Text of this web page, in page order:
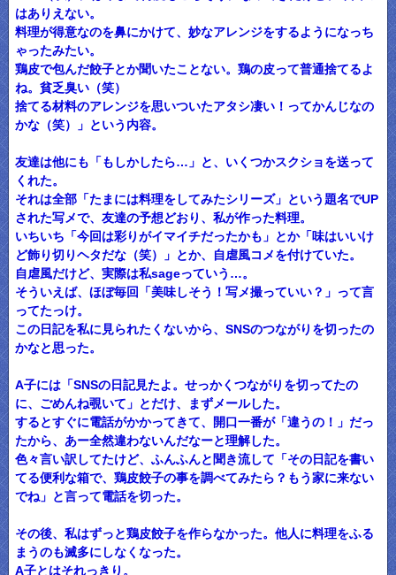
はありえない。
料理が得意なのを鼻にかけて、妙なアレンジをするようになっち
ゃったみたい。
鶏皮で包んだ餃子とか聞いたことない。鶏の皮って普通捨てるよ
ね。貧乏臭い（笑）
捨てる材料のアレンジを思いついたアタシ凄い！ってかんじなの
かな（笑）」という内容。
友達は他にも「もしかしたら…」と、いくつかスクショを送って
くれた。
それは全部「たまには料理をしてみたシリーズ」という題名でUP
された写メで、友達の予想どおり、私が作った料理。
いちいち「今回は彩りがイマイチだったかも」とか「味はいいけ
ど飾り切りヘタだな（笑）」とか、自虐風コメを付けていた。
自虐風だけど、実際は私sageっていう…。
そういえば、ほぼ毎回「美味しそう！写メ撮っていい？」って言
ってたっけ。
この日記を私に見られたくないから、SNSのつながりを切ったの
かなと思った。
A子には「SNSの日記見たよ。せっかくつながりを切ってたの
に、ごめんね覗いて」とだけ、まずメールした。
するとすぐに電話がかかってきて、開口一番が「違うの！」だっ
たから、あー全然違わないんだなーと理解した。
色々言い訳してたけど、ふんふんと聞き流して「その日記を書い
てる便利な箱で、鶏皮餃子の事を調べてみたら？もう家に来ない
でね」と言って電話を切った。
その後、私はずっと鶏皮餃子を作らなかった。他人に料理をふる
まうのも滅多にしなくなった。
A子とはそれっきり。